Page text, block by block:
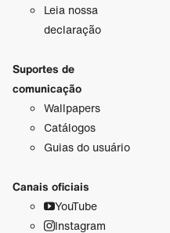
Leia nossa
declaração
Suportes de
comunicação
Wallpapers
Catálogos
Guias do usuário
Canais oficiais
YouTube
Instagram